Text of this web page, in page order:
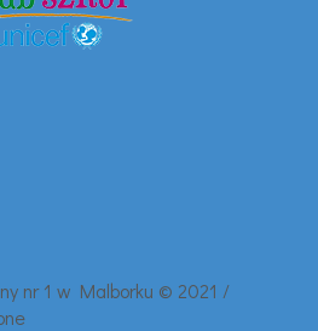
nr 1 w Malborku © 2021 /